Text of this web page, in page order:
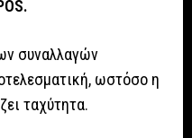
συναλλαγών
ωστόσο η
ταχύτητα.